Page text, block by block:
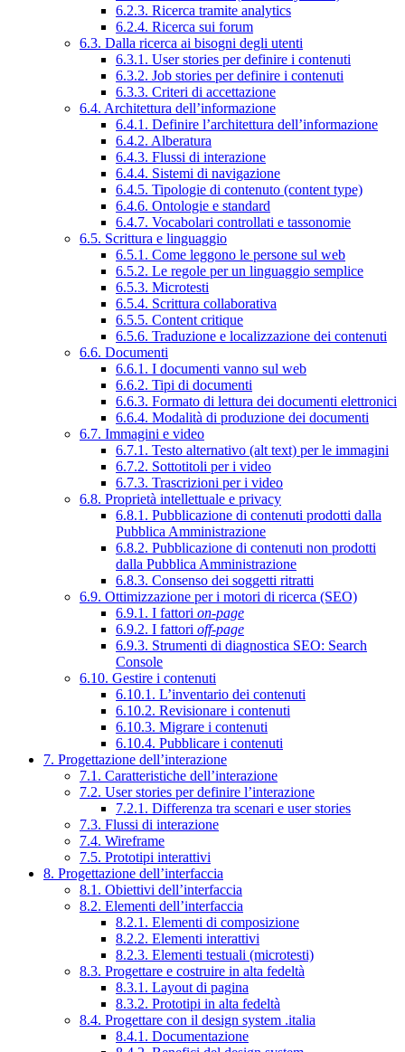
6.2.3. Ricerca tramite analytics
6.2.4. Ricerca sui forum
6.3. Dalla ricerca ai bisogni degli utenti
6.3.1. User stories per definire i contenuti
6.3.2. Job stories per definire i contenuti
6.3.3. Criteri di accettazione
6.4. Architettura dell’informazione
6.4.1. Definire l’architettura dell’informazione
6.4.2. Alberatura
6.4.3. Flussi di interazione
6.4.4. Sistemi di navigazione
6.4.5. Tipologie di contenuto (content type)
6.4.6. Ontologie e standard
6.4.7. Vocabolari controllati e tassonomie
6.5. Scrittura e linguaggio
6.5.1. Come leggono le persone sul web
6.5.2. Le regole per un linguaggio semplice
6.5.3. Microtesti
6.5.4. Scrittura collaborativa
6.5.5. Content critique
6.5.6. Traduzione e localizzazione dei contenuti
6.6. Documenti
6.6.1. I documenti vanno sul web
6.6.2. Tipi di documenti
6.6.3. Formato di lettura dei documenti elettronici
6.6.4. Modalità di produzione dei documenti
6.7. Immagini e video
6.7.1. Testo alternativo (alt text) per le immagini
6.7.2. Sottotitoli per i video
6.7.3. Trascrizioni per i video
6.8. Proprietà intellettuale e privacy
6.8.1. Pubblicazione di contenuti prodotti dalla
Pubblica Amministrazione
6.8.2. Pubblicazione di contenuti non prodotti
dalla Pubblica Amministrazione
6.8.3. Consenso dei soggetti ritratti
6.9. Ottimizzazione per i motori di ricerca (SEO)
6.9.1. I fattori on-page
6.9.2. I fattori off-page
6.9.3. Strumenti di diagnostica SEO: Search
Console
6.10. Gestire i contenuti
6.10.1. L’inventario dei contenuti
6.10.2. Revisionare i contenuti
6.10.3. Migrare i contenuti
6.10.4. Pubblicare i contenuti
7. Progettazione dell’interazione
7.1. Caratteristiche dell’interazione
7.2. User stories per definire l’interazione
7.2.1. Differenza tra scenari e user stories
7.3. Flussi di interazione
7.4. Wireframe
7.5. Prototipi interattivi
8. Progettazione dell’interfaccia
8.1. Obiettivi dell’interfaccia
8.2. Elementi dell’interfaccia
8.2.1. Elementi di composizione
8.2.2. Elementi interattivi
8.2.3. Elementi testuali (microtesti)
8.3. Progettare e costruire in alta fedeltà
8.3.1. Layout di pagina
8.3.2. Prototipi in alta fedeltà
8.4. Progettare con il design system .italia
8.4.1. Documentazione